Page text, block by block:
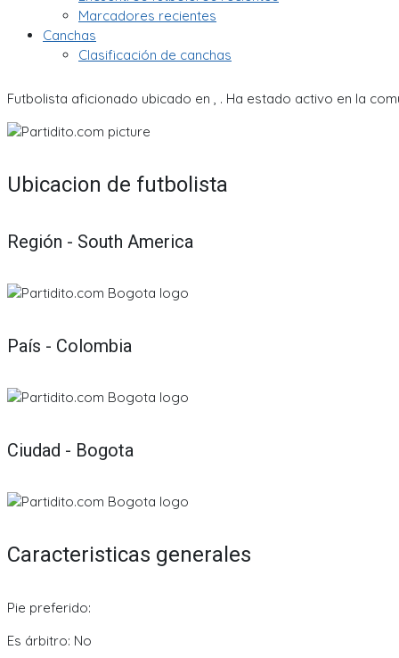
Marcadores recientes
Canchas
Clasificación de canchas
Futbolista aficionado ubicado en , . Ha estado activo en la
Ubicacion de futbolista
Región - South America
País - Colombia
Ciudad - Bogota
Caracteristicas generales
Pie preferido:
Es árbitro: No